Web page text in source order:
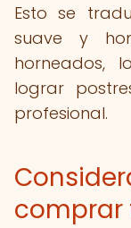
Esto se
suave y
horneados,
lograr
profesional.
comprar